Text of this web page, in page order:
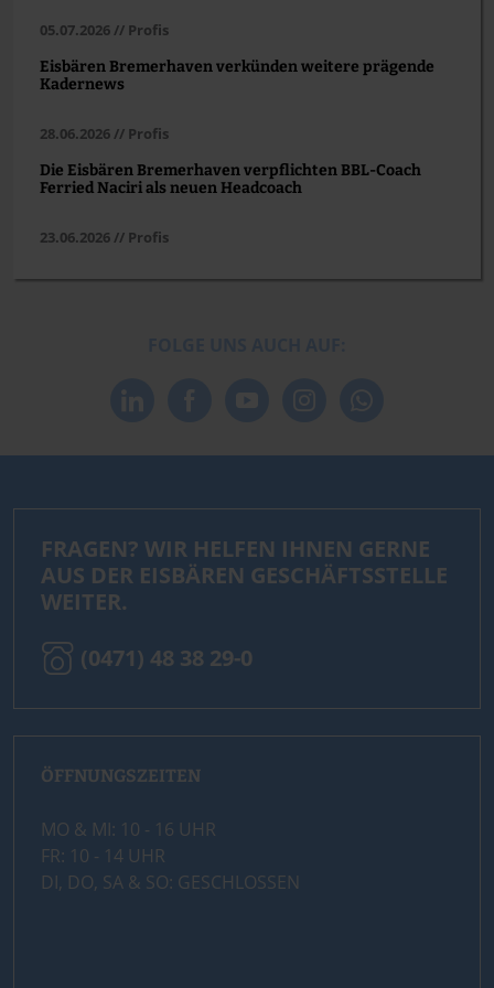
05.07.2026 // Profis
Eisbären Bremerhaven verkünden weitere prägende
Kadernews
28.06.2026 // Profis
Die Eisbären Bremerhaven verpflichten BBL-Coach
Ferried Naciri als neuen Headcoach
23.06.2026 // Profis
FRAGEN? WIR HELFEN IHNEN GERNE
AUS DER EISBÄREN GESCHÄFTSSTELLE
WEITER.
(0471) 48 38 29-0
ÖFFNUNGSZEITEN
MO & MI: 10 - 16 UHR
FR: 10 - 14 UHR
DI, DO, SA & SO: GESCHLOSSEN